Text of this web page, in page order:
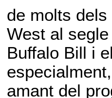
de molts
West al
Buffalo Bill i
amant del